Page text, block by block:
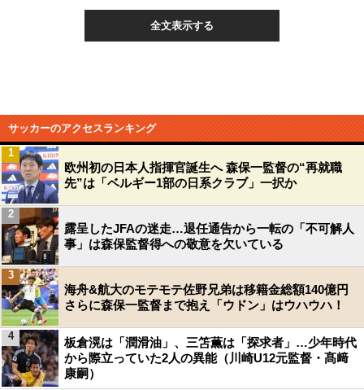
全文表示する
サッカーのアクセスランキング
欧州初の日本人指揮官誕生へ 森保一監督の“再就職
先”は「ベルギー1部の日系クラブ」一択か
1
露呈したJFAの迷走…退任通告から一転の「不可解人
事」は森保監督得への敬意を欠いている
2
海舟&航大のモテモテ佐野兄弟は移籍金総額140億円
さらに森保一監督まで抱え「ウドン」はウハウハ！
3
板倉滉は「潤滑油」、三笘薫は「探求者」…少年時代
から際立っていた2人の異能（川崎U12元監督・髙﨑
康嗣）
4